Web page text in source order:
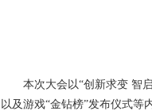
本次大会以“创新求变 智
以及游戏“金钻榜”发布仪式